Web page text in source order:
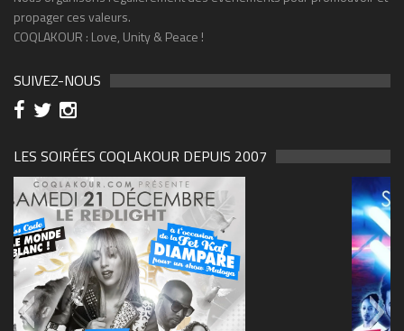
propager ces valeurs.
COQLAKOUR : Love, Unity & Peace !
SUIVEZ-NOUS
LES SOIRÉES COQLAKOUR DEPUIS 2007